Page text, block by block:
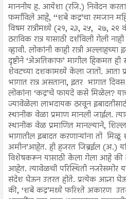
माननीय ह. आयेशा (रजि.) निवेदन
फर्माविले आहे, ‘‘शबे कद्र’चा रमजान
विषम रात्रीमध्ये (२१, २३, २५, २७, २९
ठराविक रात्र यासाठी दर्शविली गेली
व्हावी. लोकांनी काही रात्री
दृष्टीने ‘अ‍ेअतिकाफ’ मागील हिकमत ही
शेवटच्या दशकामध्ये केला जातो. आता
भागात रात्र असताना, इतर भागात
लोकांना ‘कद्र’चे फायदे कसे मिळेल?
ज्यावेळेला लाभदायक ठरवून
स्थानीक वेळा प्रमाण मानली जाईल.
स्थानीक वेळ प्रमाणित मानल्याने,
भागातील इबादत करणाऱ्यांना तो
अमीन’आहेत. ही हजरत जिब्रईल (अ.)
विशेषकरून यासाठी केला गेला आहे की
आहेत. त्यावेळची परिस्थिती नजरेसमोर
संदेश घेऊन उतरत होते. प्रत्येक आज्ञा
की, ‘शबे कद्र’मध्ये फरिश्ते अकारण